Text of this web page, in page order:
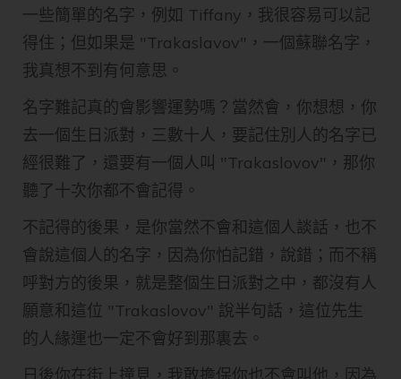
一些簡單的名字，例如 Tiffany，我很容易可以記
得住；但如果是 "Trakaslavov"，一個蘇聯名字，
我真想不到有何意思。
名字難記真的會影響運勢嗎？當然會，你想想，你
去一個生日派對，三數十人，要記住別人的名字已
經很難了，還要有一個人叫 "Trakaslovov"，那你
聽了十次你都不會記得。
不記得的後果，是你當然不會和這個人談話，也不
會說這個人的名字，因為你怕記錯，說錯；而不稱
呼對方的後果，就是整個生日派對之中，都沒有人
願意和這位 "Trakaslovov" 說半句話，這位先生
的人緣運也一定不會好到那裏去。